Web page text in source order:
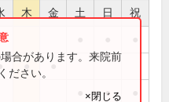
木 金 土 日 祝
● ●
●
合があります。来院前
ださい。
×閉じる